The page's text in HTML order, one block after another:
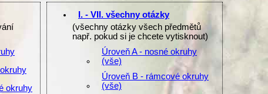
okruhy
I. - VII. všechny otázky
(všechny otázky všech předmětů
např. pokud si je chcete vytisknout)
Úroveň A - nosné okruhy
(vše)
Úroveň B - rámcové okruhy
(vše)